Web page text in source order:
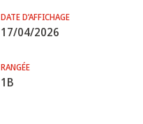
DATE D’AFFICHAGE
17/04/2026
RANGÉE
1B